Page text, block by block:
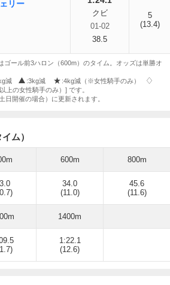
リー
クビ
01-02
38.5
5
(13.4)
ール前3ハロン（600m）のタイム。オッズは単勝オ
減 :3kg減
:4kg減（※女性騎手のみ）
上の女性騎手のみ）] です。
開催の場合）に更新されます。
ム）
600m 800m
34.0
(11.0)
45.6
(11.6)
1400m
1:22.1
(12.6)